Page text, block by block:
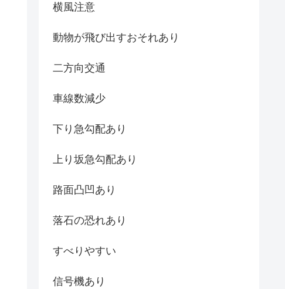
横風注意
動物が飛び出すおそれあり
二方向交通
車線数減少
下り急勾配あり
上り坂急勾配あり
路面凸凹あり
落石の恐れあり
すべりやすい
信号機あり